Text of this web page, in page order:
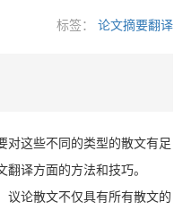
标签： 论文摘要翻译
对这些不同的类型的散文有足
译方面的方法和技巧。
议论散文不仅具有所有散文的